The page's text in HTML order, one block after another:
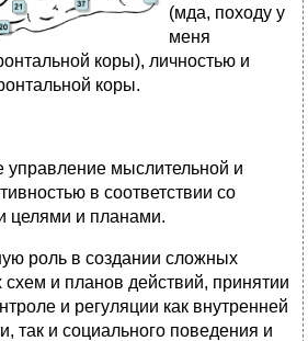
(мда, походу у
меня
коры), личностью и
коры.
управление мыслительной и
в соответствии со
целями и планами.
роль в создании сложных
схем и планов действий, принятии
и регуляции как внутренней
так и социального поведения и